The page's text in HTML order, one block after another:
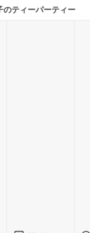
のティーパーティー
前のページを表示する